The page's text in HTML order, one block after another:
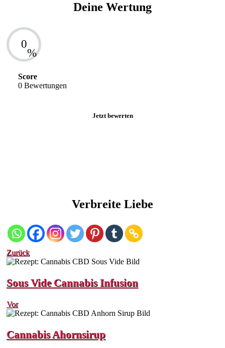
Deine Wertung
0
%
Score
0 Bewertungen
Jetzt bewerten
Verbreite Liebe
Zurück
Sous Vide Cannabis Infusion
Vor
Cannabis Ahornsirup